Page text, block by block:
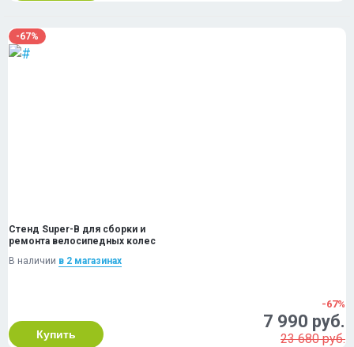
-67%
Стенд Super-B для сборки и
ремонта велосипедных колес
В наличии в 2 магазинах
Купить
-67%
7 990 руб.
23 680 руб.